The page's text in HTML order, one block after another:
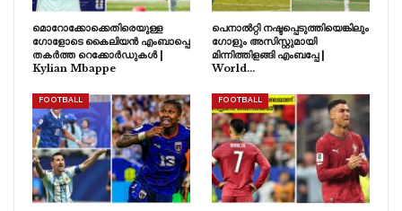
മൊറോക്കോക്കെതിരെയുള്ള
ഗോളോടെ കൈലിയൻ എംബാപ്പെ
തകർത്ത റെക്കോർഡുകൾ |
Kylian Mbappe
പെനാൽറ്റി നഷ്ടപ്പെടുത്തിയെങ്കിലും
ഗോളും അസിസ്റ്റുമായി
മിന്നിത്തിളങ്ങി എംബപ്പേ |
World…
FOOTBALL FOOTBALL